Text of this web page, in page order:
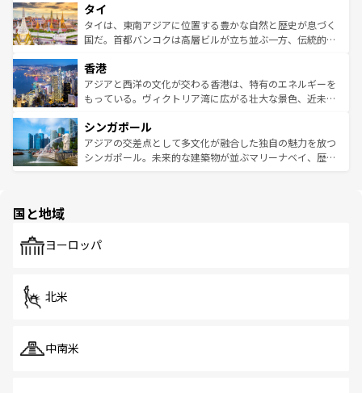
リティに包まれながら、韓国の多彩な魅力を心ゆくまで味
わってみてほしい。 なお、新着の韓国情報はコンテンツ一
覧を参照してほしい。
急速な発展と共に伝統が息づく。ハノイの古い町並みやホ
ーチミン市のフランス統治時代の建物も、独特の雰囲気を
醸し出している。また、バラエティの豊かさとおいしさで
とつ。フォーやバインミー、ベトナムコーヒーなどは、ぜ
ひ現地で味わいたい。どの地域を訪れてもあたたかい人々
が旅行者を迎えてくれるので、きっと忘れられない旅にな
参照してほしい。
タイ
タイは、東南アジアに位置する豊かな自然と歴史が息づく
国だ。首都バンコクは高層ビルが立ち並ぶ一方、伝統的な
の活気が交差している。北部ではチェンマイなどの山岳地
帯で自然と触れ合い、南部ではプーケットやクラビの美し
いビーチでリゾート気分を楽しむことができる。タイ料理
激する。気候は一年中温暖で、どの季節にも異なる楽しみ
が待っている。親しみやすいタイの人々、仏教を中心とし
た文化、そして多様な観光資源が、訪れる旅人を魅了し続
香港
アジアと西洋の文化が交わる香港は、特有のエネルギーを
もっている。ヴィクトリア湾に広がる壮大な景色、近未来
み、どこを訪れても感動するはず。観光スポットが密集し
ており、効率よく見どころを回れるのも魅力。息をのむよ
うな絶景から文化的な体験まで、香港を存分に楽しみ尽く
シンガポール
アジアの交差点として多文化が融合した独自の魅力を放つ
シンガポール。未来的な建築物が並ぶマリーナベイ、歴史
で、ホーカーズは地元の風情を楽しめる外せないスポット
国と地域
ヨーロッパ
北米
中南米